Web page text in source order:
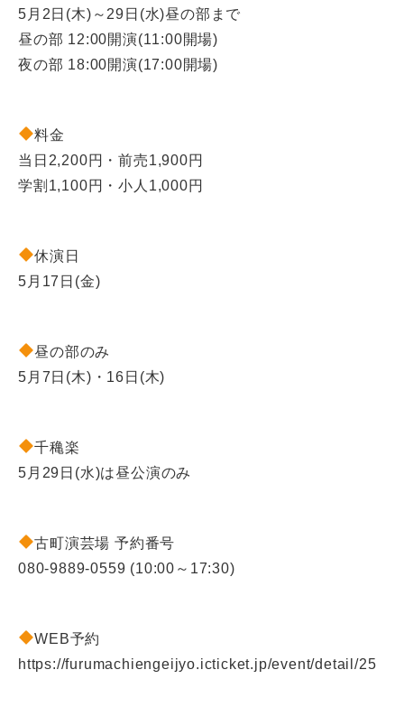
5月2日(木)～29日(水)昼の部まで
昼の部 12:00開演(11:00開場)
夜の部 18:00開演(17:00開場)
料金
当日2,200円・前売1,900円
学割1,100円・小人1,000円
休演日
5月17日(金)
昼の部のみ
5月7日(木)・16日(木)
千穐楽
5月29日(水)は昼公演のみ
古町演芸場 予約番号
080-9889-0559 (10:00～17:30)
WEB予約
https://furumachiengeijyo.icticket.jp/event/detail/25